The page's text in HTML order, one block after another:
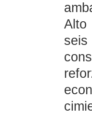
Alto
seis